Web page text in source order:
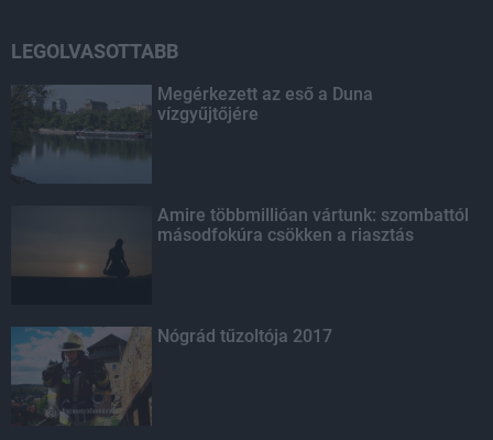
LEGOLVASOTTABB
Megérkezett az eső a Duna
vízgyűjtőjére
Amire többmillióan vártunk: szombattól
másodfokúra csökken a riasztás
Nógrád tűzoltója 2017